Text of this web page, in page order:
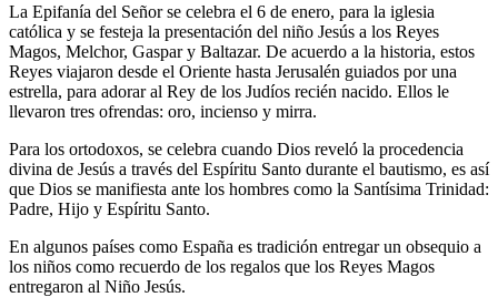
La Epifanía del Señor se celebra el 6 de enero, para la iglesia
católica y se festeja la presentación del niño Jesús a los Reyes
Magos, Melchor, Gaspar y Baltazar. De acuerdo a la historia, estos
Reyes viajaron desde el Oriente hasta Jerusalén guiados por una
estrella, para adorar al Rey de los Judíos recién nacido. Ellos le
llevaron tres ofrendas: oro, incienso y mirra.
Para los ortodoxos, se celebra cuando Dios reveló la procedencia
divina de Jesús a través del Espíritu Santo durante el bautismo, es así
que Dios se manifiesta ante los hombres como la Santísima Trinidad:
Padre, Hijo y Espíritu Santo.
En algunos países como España es tradición entregar un obsequio a
los niños como recuerdo de los regalos que los Reyes Magos
entregaron al Niño Jesús.